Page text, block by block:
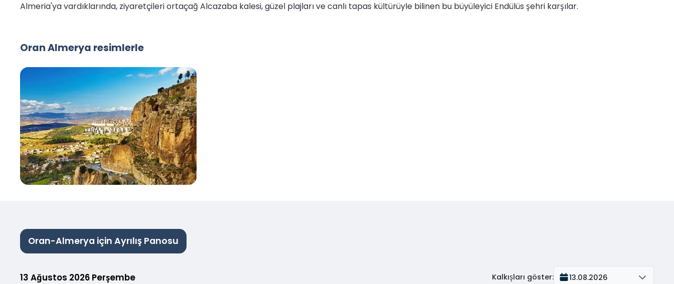
Almeria'ya vardıklarında, ziyaretçileri ortaçağ Alcazaba kalesi, güzel plajları ve canlı tapas kültürüyle bilinen bu büyüleyici Endülüs şehri karşılar.
Oran Almerya resimlerle
Oran-Almerya için Ayrılış Panosu
13 Ağustos 2026 Perşembe Kalkışları göster: 13.08.2026